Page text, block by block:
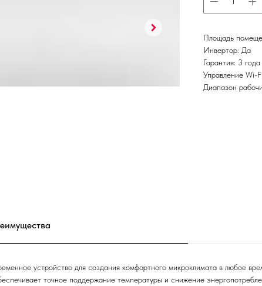
Площадь
Инвертор: Да
Гарантия: 3 года
Управление Wi-
Диапазон
устройство для создания комфортного микроклимата в любое
точное поддержание температуры и снижение